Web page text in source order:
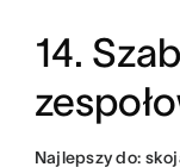
14.
Najlepszy do: